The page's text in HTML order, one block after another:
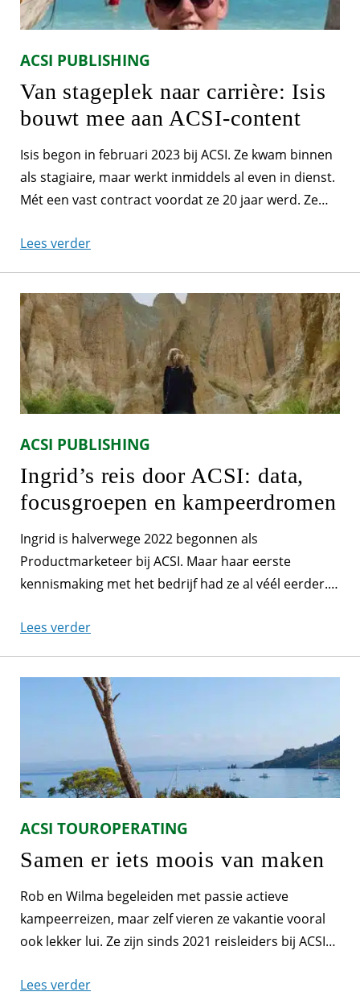
ACSI PUBLISHING
Van stageplek naar carrière: Isis
bouwt mee aan ACSI-content
Isis begon in februari 2023 bij ACSI. Ze kwam binnen
als stagiaire, maar werkt inmiddels al even in dienst.
Mét een vast contract voordat ze 20 jaar werd. Ze
videocontent. TikTok-trends en een groot
verschillend, en mijn werk daarmee dus ook. Het ligt
Lees verder
ACSI PUBLISHING
Ingrid’s reis door ACSI: data,
focusgroepen en kampeerdromen
Ingrid is halverwege 2022 begonnen als
Productmarketeer bij ACSI. Maar haar eerste
kennismaking met het bedrijf had ze al véél eerder.
markten thuis ‘Ik ben Productmarketeer, onder
magazine en onze apps. Ik doe ook veel
marktonderzoek. We hebben veel verschillende
Lees verder
ACSI TOUROPERATING
Samen er iets moois van maken
Rob en Wilma begeleiden met passie actieve
kampeerreizen, maar zelf vieren ze vakantie vooral
ook lekker lui. Ze zijn sinds 2021 reisleiders bij ACSI
Fietsreis naar de Méditerranée verzorgd. Voor dit
Lees verder